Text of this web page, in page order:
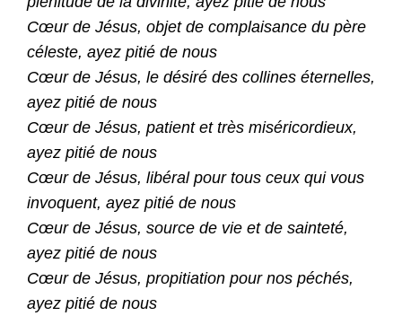
Cœur de Jésus, objet de complaisance du père
céleste, ayez pitié de nous
Cœur de Jésus, le désiré des collines éternelles,
ayez pitié de nous
Cœur de Jésus, patient et très miséricordieux,
ayez pitié de nous
Cœur de Jésus, libéral pour tous ceux qui vous
invoquent, ayez pitié de nous
Cœur de Jésus, source de vie et de sainteté,
ayez pitié de nous
Cœur de Jésus, propitiation pour nos péchés,
ayez pitié de nous